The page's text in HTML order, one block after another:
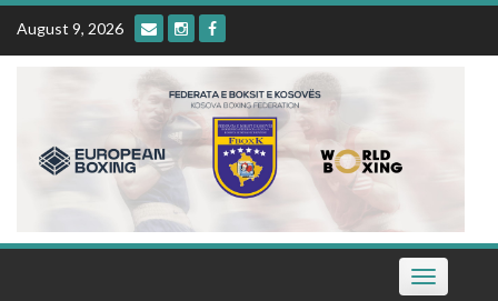
Skip
content
August 9, 2026
Toggle
navigation